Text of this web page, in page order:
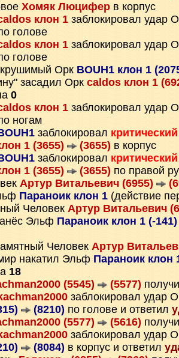
Хомяк Люцифер в корпус
клон 1 заблокировал удар
голове
клон 1 заблокировал удар
голове
Орк BOUH1 клон 1
засадил Орк caldos клон 1
0
клон 1 заблокировал удар
ногам
заблокировал критический
1 (3655)
(3655) в корпус
заблокировал критический
1 (3655)
(3655) по правой
Артур Витальевич (6955)
Параноик клон 1 (действие
Человек Артур Витальевич
Эльф Параноик клон 1 (-
Человек Артур
накатил Эльф Параноик клон
18
(5545) (5577)
заблокировал удар
(8210) по голове и ответил
(5577) (5616)
заблокировал удар
(8084) в корпус и ответил